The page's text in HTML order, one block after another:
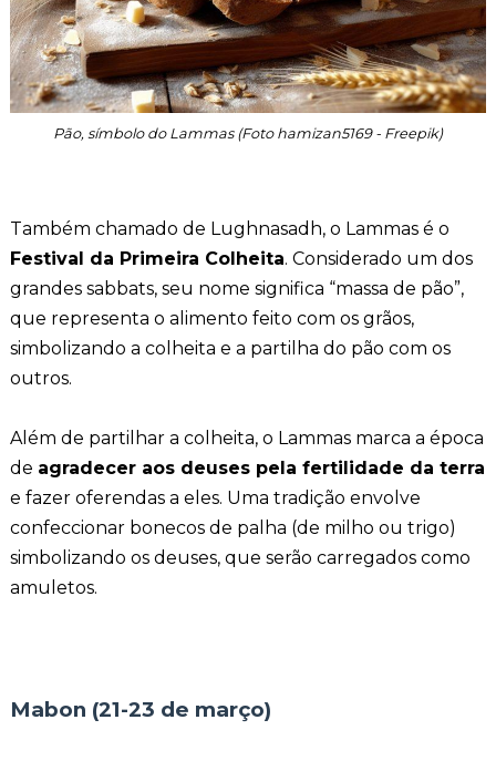
Pão, símbolo do Lammas (Foto hamizan5169 - Freepik)
Também chamado de Lughnasadh, o Lammas é o
Festival da Primeira Colheita. Considerado um dos
grandes sabbats, seu nome significa “massa de pão”,
que representa o alimento feito com os grãos,
simbolizando a colheita e a partilha do pão com os
outros.
Além de partilhar a colheita, o Lammas marca a época
de agradecer aos deuses pela fertilidade da terra
e fazer oferendas a eles. Uma tradição envolve
confeccionar bonecos de palha (de milho ou trigo)
simbolizando os deuses, que serão carregados como
amuletos.
Mabon (21-23 de março)